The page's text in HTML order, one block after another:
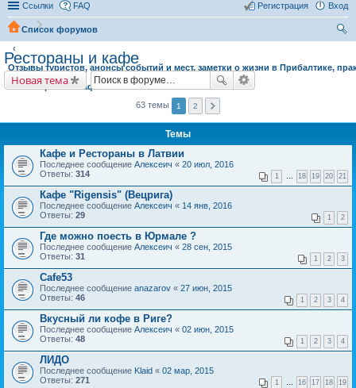
Ссылки FAQ Вход
Регистрация
Список форумов
Отзывы туристов, анонсы событий и мест, заметки о жизни в Прибалтике,
Рестораны и кафе
ск
Рестораны и кафе
Новая тема
63 темы 1 2
Темы
Кафе и Рестораны в Латвии
Последнее сообщение Алексеич « 20 июл, 2016
Ответы: 314 1 … 18 19 20 21
Кафе "Rigensis" (Вецрига)
Последнее сообщение Алексеич « 14 янв, 2016
Ответы: 29 1 2
Где можно поесть в Юрмале ?
Последнее сообщение Алексеич « 28 сен, 2015
Ответы: 31 1 2 3
Cafe53
Последнее сообщение anazarov « 27 июн, 2015
Ответы: 46 1 2 3 4
Вкусный ли кофе в Риге?
Последнее сообщение Алексеич « 02 июн, 2015
Ответы: 48 1 2 3 4
ЛИДО
Последнее сообщение Klaid « 02 мар, 2015
Ответы: 271 1 … 16 17 18 19